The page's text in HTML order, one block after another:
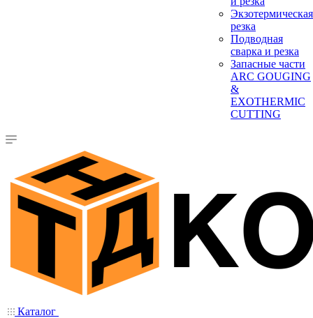
Экзотермическая
резка
Подводная
сварка и резка
Запасные части
ARC GOUGING
&
EXOTHERMIC
CUTTING
Каталог